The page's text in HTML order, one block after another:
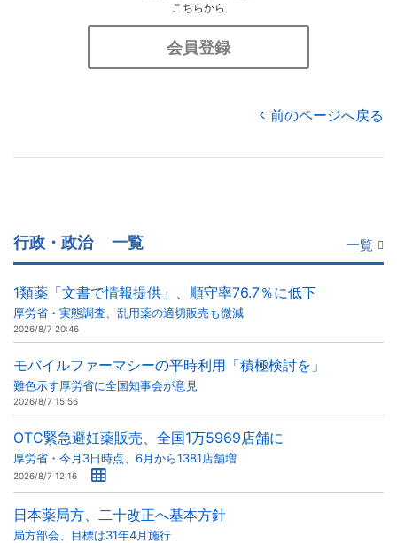
こちらから
会員登録
前のページへ戻る
行政・政治 一覧 一覧
1類薬「文書で情報提供」、順守率76.7％に低下
厚労省・実態調査、乱用薬の適切販売も微減
2026/8/7 20:46
モバイルファーマシーの平時利用「積極検討を」
難色示す厚労省に全国知事会が意見
2026/8/7 15:56
OTC緊急避妊薬販売、全国1万5969店舗に
厚労省・今月3日時点、6月から1381店舗増
2026/8/7 12:16
日本薬局方、二十改正へ基本方針
局方部会、目標は31年4月施行